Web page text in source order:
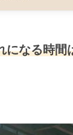
になる時間